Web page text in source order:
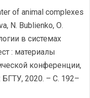
of animal complexes
N. Bublienko, О.
в системах
: материалы
конференции,
2020. – С. 192–